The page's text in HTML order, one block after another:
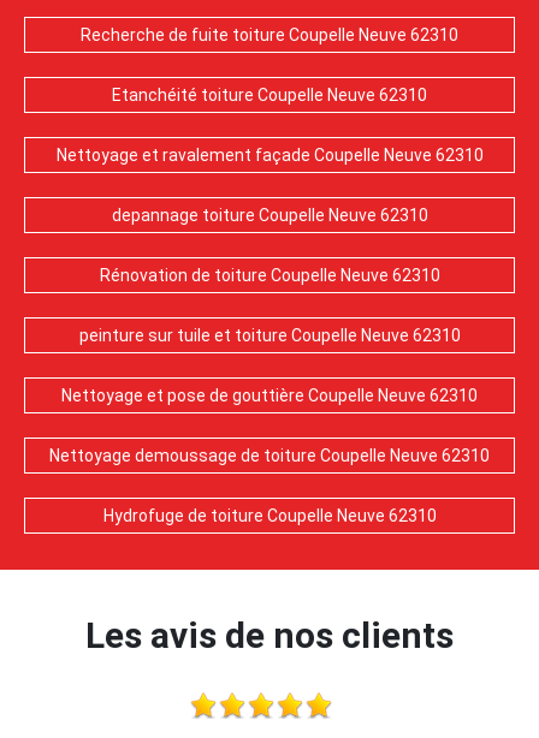
Recherche de fuite toiture Coupelle Neuve 62310
Etanchéité toiture Coupelle Neuve 62310
Nettoyage et ravalement façade Coupelle Neuve 62310
depannage toiture Coupelle Neuve 62310
Rénovation de toiture Coupelle Neuve 62310
peinture sur tuile et toiture Coupelle Neuve 62310
Nettoyage et pose de gouttière Coupelle Neuve 62310
Nettoyage demoussage de toiture Coupelle Neuve 62310
Hydrofuge de toiture Coupelle Neuve 62310
Les avis de nos clients